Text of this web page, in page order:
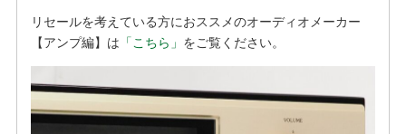
リセールを考えている方におススメのオーディオメーカー
【アンプ編】は 「こちら」 をご覧ください。